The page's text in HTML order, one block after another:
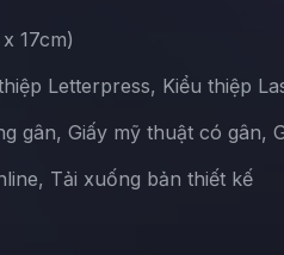
17cm)
Letterpress, Kiểu thiệp
gân, Giấy mỹ thuật có gân,
Tải xuống bản thiết kế